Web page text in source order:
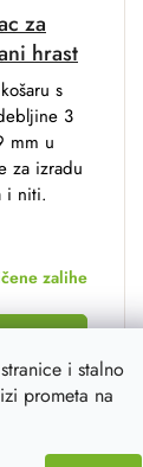
i stalno
prometa na
za
hrast
zalihe
s
3
mm u
za izradu
i niti.